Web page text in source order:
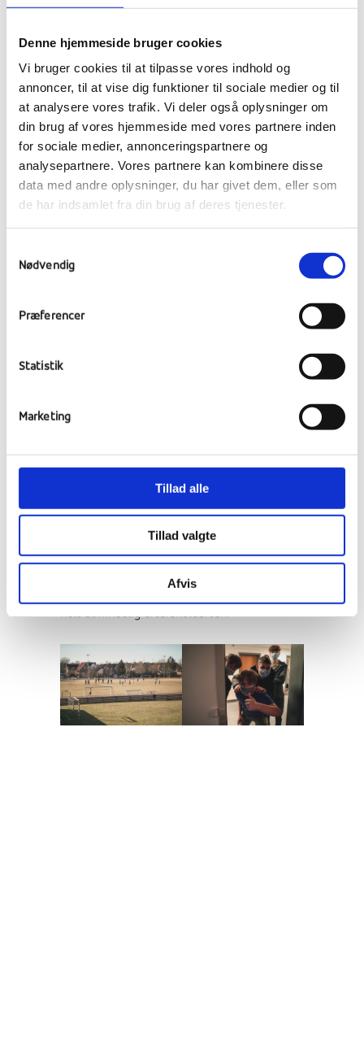
Denne hjemmeside bruger cookies
Vi bruger cookies til at tilpasse vores indhold og
annoncer, til at vise dig funktioner til sociale medier og til
at analysere vores trafik. Vi deler også oplysninger om
din brug af vores hjemmeside med vores partnere inden
for sociale medier, annonceringspartnere og
analysepartnere. Vores partnere kan kombinere disse
data med andre oplysninger, du har givet dem, eller som
de har indsamlet fra din brug af deres tjenester.
Nødvendig
Præferencer
Statistik
Marketing
Tillad alle
Tillad valgte
Afvis
Efterskoleliv – som det
er bedst
Vi har plukket en håndfuld billeder fra livet
på skolen, som faktisk ikke handler om andet
helt almindelig efterskoleaften.